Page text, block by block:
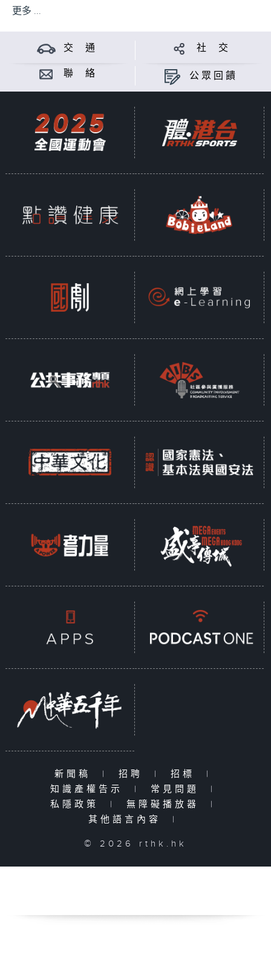
更多 ...
交 通 社 交
聯 絡 公眾回饋
新聞稿 | 招聘 | 招標
|
知識產權告示
| 常見問題
|
私隱政策
| 無障礙播放器
|
其他語言內容
|
© 2026 rthk.hk